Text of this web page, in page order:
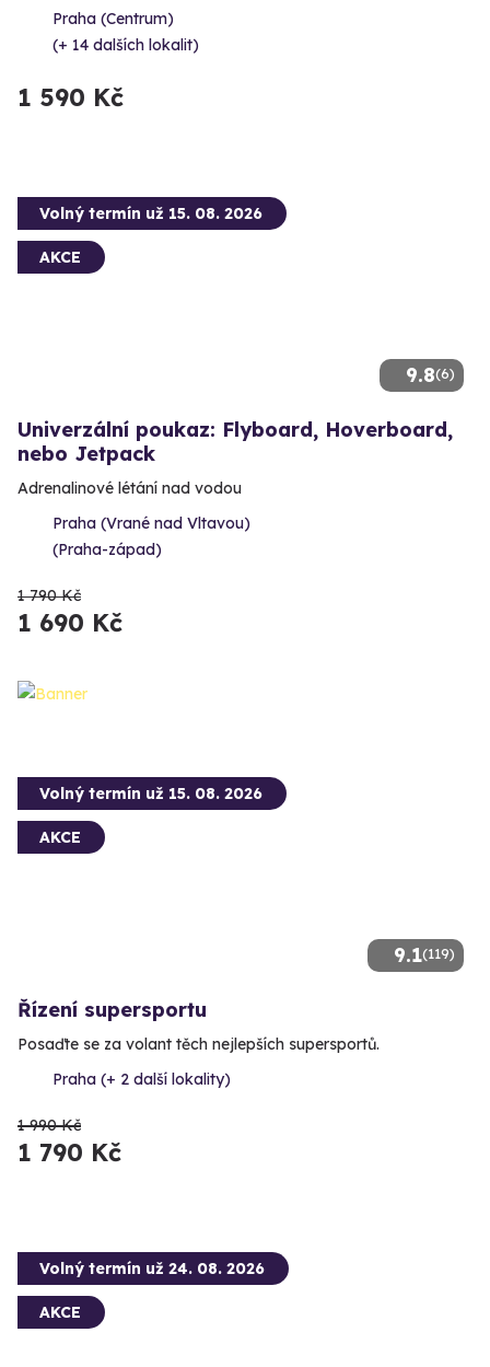
Praha (Centrum)
(+ 14 dalších lokalit)
1 590 Kč
9.8(6)
Volný termín už 15. 08. 2026
AKCE
Univerzální poukaz: Flyboard, Hoverboard,
nebo Jetpack
Adrenalinové létání nad vodou
Praha (Vrané nad Vltavou)
(Praha-západ)
1 790 Kč
1 690 Kč
9.1(119)
Volný termín už 15. 08. 2026
AKCE
Řízení supersportu
Posaďte se za volant těch nejlepších supersportů.
Praha (+ 2 další lokality)
1 990 Kč
1 790 Kč
Volný termín už 24. 08. 2026
AKCE